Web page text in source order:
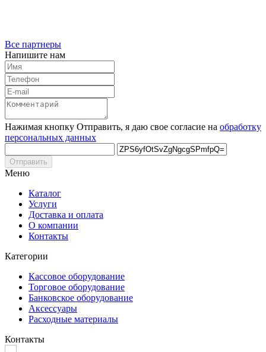
Все партнеры
Напишите нам
Нажимая кнопку Отправить, я даю свое согласие на обработку
персональных данных
Отправить
Меню
Каталог
Услуги
Доставка и оплата
О компании
Контакты
Категории
Кассовое оборудование
Торговое оборудование
Банковское оборудование
Аксессуары
Расходные материалы
Контакты